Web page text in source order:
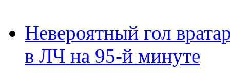
Невероятный гол
в ЛЧ на 95-й минуте